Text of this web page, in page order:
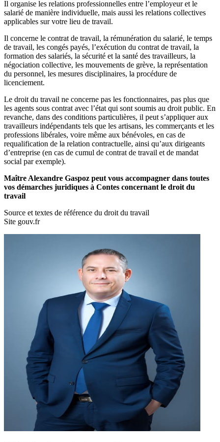
Il organise les relations professionnelles entre l’employeur et le
salarié de manière individuelle, mais aussi les relations collectives
applicables sur votre lieu de travail.
Il concerne le contrat de travail, la rémunération du salarié, le temps
de travail, les congés payés, l’exécution du contrat de travail, la
formation des salariés, la sécurité et la santé des travailleurs, la
négociation collective, les mouvements de grève, la représentation
du personnel, les mesures disciplinaires, la procédure de
licenciement.
Le droit du travail ne concerne pas les fonctionnaires, pas plus que
les agents sous contrat avec l’état qui sont soumis au droit public. En
revanche, dans des conditions particulières, il peut s’appliquer aux
travailleurs indépendants tels que les artisans, les commerçants et les
professions libérales, voire même aux bénévoles, en cas de
requalification de la relation contractuelle, ainsi qu’aux dirigeants
d’entreprise (en cas de cumul de contrat de travail et de mandat
social par exemple).
Maître Alexandre Gaspoz peut vous accompagner dans toutes
vos démarches juridiques à Contes concernant le droit du
travail
Source et textes de référence du droit du travail
Site gouv.fr